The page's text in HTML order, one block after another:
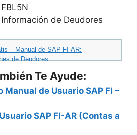
de Deudores
– Manual de SAP FI-AR:
de Deudores
Te Ayude:
Manual de Usuario SAP FI –
SAP FI-AR (Contas a